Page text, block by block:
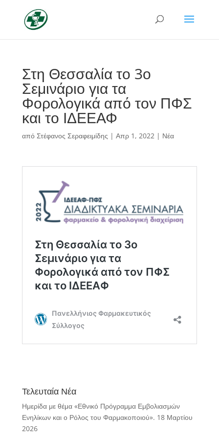
Στη Θεσσαλία το 3ο
Σεμινάριο για τα
Φορολογικά από τον ΠΦΣ
και το ΙΔΕΕΑΦ
από Στέφανος Σεραφειμίδης | Απρ 1, 2022| Νέα
Τελευταία Νέα
Ημερίδα με θέμα «Εθνικό Πρόγραμμα Εμβολιασμών
Ενηλίκων και ο Ρόλος του Φαρμακοποιού». 18 Μαρτίου
2026